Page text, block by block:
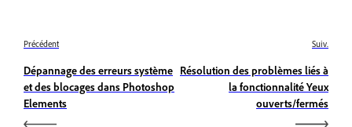
Précédent
Dépannage des erreurs système
et des blocages dans Photoshop
Elements
Suiv.
Résolution des problèmes liés à
la fonctionnalité Yeux
ouverts/fermés